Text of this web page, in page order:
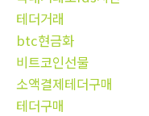
테더거래
btc현금화
비트코인선물
소액결제테더구매
테더구매